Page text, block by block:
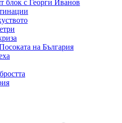
блок с Георги Иванов
на България